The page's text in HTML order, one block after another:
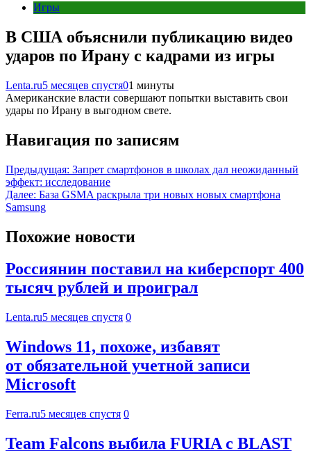
Игры
В США объяснили публикацию видео
ударов по Ирану с кадрами из игры
Lenta.ru5 месяцев спустя01 минуты
Американские власти совершают попытки выставить свои
удары по Ирану в выгодном свете.
Навигация по записям
Предыдущая: Запрет смартфонов в школах дал неожиданный
эффект: исследование
Далее: База GSMA раскрыла три новых новых смартфона
Samsung
Похожие новости
Россиянин поставил на киберспорт 400
тысяч рублей и проиграл
Lenta.ru5 месяцев спустя 0
Windows 11, похоже, избавят
от обязательной учетной записи
Microsoft
Ferra.ru5 месяцев спустя 0
Team Falcons выбила FURIA с BLAST